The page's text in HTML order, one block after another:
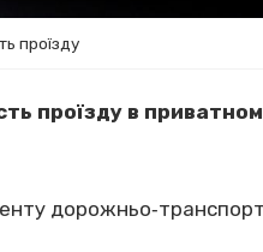
проїзду
проїзду в